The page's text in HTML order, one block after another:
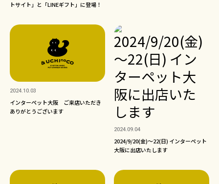
トサイト」と「LINEギフト」に登場！
2024.10.03
インターペット大阪 ご来店いただき
ありがとうございます
2024.09.04
2024/9/20(金)～22(日) インターペット
大阪に出店いたします